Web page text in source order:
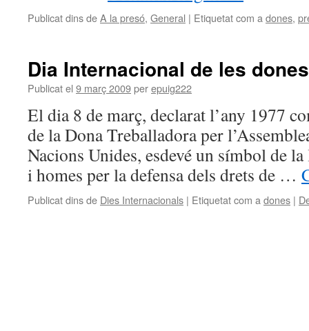
Publicat dins deA la presó, General | Etiquetat com a dones,
Dia Internacional de les dones
Publicat el 9 març 2009perepuig222
El dia 8 de març, declarat l’any 1977
de la Dona Treballadora per
Nacions Unides, esdevé un símbol de
i homes per la defensa dels drets de …
Publicat dins de Dies Internacionals | Etiquetat com a dones |